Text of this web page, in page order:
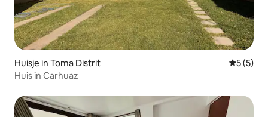
Huisje in Toma Distrit
5 (5)
Huis in Carhuaz